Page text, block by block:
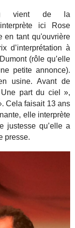
vient de la
ici Rose
en tant qu'ouvrière
d’interprétation à
(rôle qu’elle
petite annonce).
usine. Avant de
part du ciel »,
Cela faisait 13 ans
elle interprète
justesse qu’elle a
presse.